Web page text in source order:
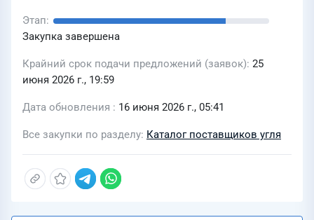
Этап
Закупка завершена
Крайний срок подачи предложений (заявок) 25
июня 2026 г., 19:59
Дата обновления 16 июня 2026 г., 05:41
Все закупки по разделу Каталог поставщиков угля